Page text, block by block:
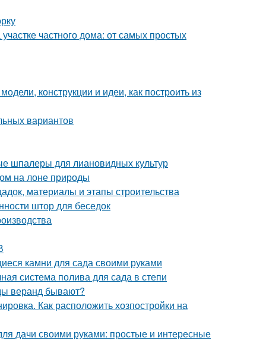
частного дома: от самых простых
конструкции и идеи, как построить из
вариантов
шпалеры для лиановидных культур
на лоне природы
материалы и этапы строительства
штор для беседок
камни для сада своими руками
система полива для сада в степи
веранд бывают?
Как расположить хозпостройки на
дачи своими руками: простые и интересные